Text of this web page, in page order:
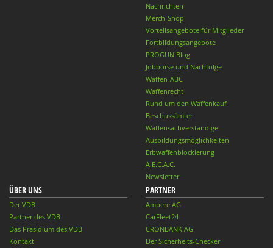
Nachrichten
Merch-Shop
Vorteilsangebote für Mitglieder
Fortbildungsangebote
PROGUN Blog
Jobbörse und Nachfolge
Waffen-ABC
Waffenrecht
Rund um den Waffenkauf
Beschussämter
Waffensachverständige
Ausbildungsmöglichkeiten
Erbwaffenblockierung
A.E.C.A.C.
Newsletter
ÜBER UNS
Der VDB
Partner des VDB
Das Präsidium des VDB
Kontakt
PARTNER
Ampere AG
CarFleet24
CRONBANK AG
Der Sicherheits-Checker